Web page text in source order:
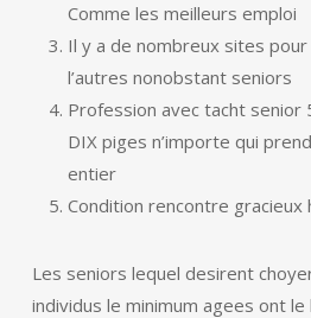
Comme les meilleurs emploi
Il y a de nombreux sites
l’autres nonobstant seniors
Profession avec tacht senior
DIX piges n’importe qui
entier
Condition rencontre gracieux
Les seniors lequel desirent
individus le minimum agees ont